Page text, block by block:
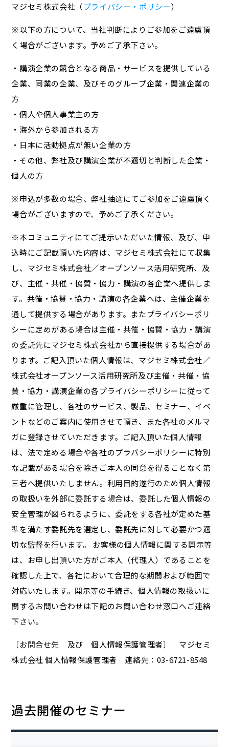
マジセミ株式会社（プライバシー・ポリシー）
※以下の方について、当社判断によりご参加をご遠慮頂
く場合がございます。予めご了承下さい。
・講演企業の競合となる商品・サービスを提供している
企業、同業の企業、及びそのグループ企業・関連企業の
方
・個人や個人事業主の方
・海外から参加される方
・日本に活動拠点が無い企業の方
・その他、弊社及び講演企業が不適切と判断した企業・
個人の方
※申込が多数の場合、弊社抽選にてご参加をご遠慮頂く
場合がございますので、予めご了承ください。
※本コミュニティにてご提示いただいた情報、及び、申
込時にご記載頂いた内容は、マジセミ株式会社にて収集
し、マジセミ株式会社／オープンソース活用研究所、及
び、主催・共催・協賛・協力・講演の各企業へ提供しま
す。共催・協賛・協力・講演の各企業へは、主催企業を
通して提供する場合があります。またプライバシーポリ
シーに定めがある場合は主催・共催・協賛・協力・講演
の委託先にマジセミ株式会社から直接提供する場合があ
ります。ご記入頂いた個人情報は、マジセミ株式会社／
株式会社オープンソース活用研究所及び主催・共催・協
賛・協力・講演企業の各プライバシーポリシーに従って
厳重に管理し、各社のサービス、製品、セミナー、イベ
ントなどのご案内に使用させて頂き、また各社のメルマ
ガに登録させていただきます。ご記入頂いた個人情報
は、法で定める場合や各社のプラバシーポリシーに特別
な記載がある場合を除きご本人の同意を得ることなく第
三者へ提供いたしません。利用目的遂行のため個人情報
の取扱いを外部に委託する場合は、委託した個人情報の
安全管理が図られるように、委託をする各社が定めた基
準を満たす委託先を選定し、委託先に対して必要かつ適
切な監督を行います。 お客様の個人情報に関する開示等
は、お申し出頂いた方がご本人（代理人）であることを
確認した上で、各社において合理的な期間および範囲で
対応いたします。開示等の手続き、個人情報の取扱いに
関するお問い合わせは下記のお問い合わせ窓口へご連絡
下さい。
〔お問合せ先 及び 個人情報保護管理者〕 マジセミ
株式会社 個人情報保護管理者 連絡先：03-6721-8548
過去開催のセミナー